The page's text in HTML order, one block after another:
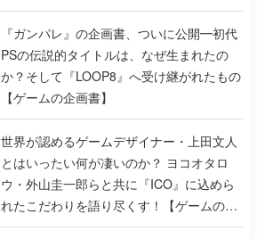
書】
『ガンパレ』の企画書、ついに公開━初代
PSの伝説的タイトルは、なぜ生まれたの
か？そして『LOOP8』へ受け継がれたもの
【ゲームの企画書】
世界が認めるゲームデザイナー・上田文人
とはいったい何が凄いのか？ ヨコオタロ
ウ・外山圭一郎らと共に『ICO』に込めら
れたこだわりを語り尽くす！【ゲームの企
画書】